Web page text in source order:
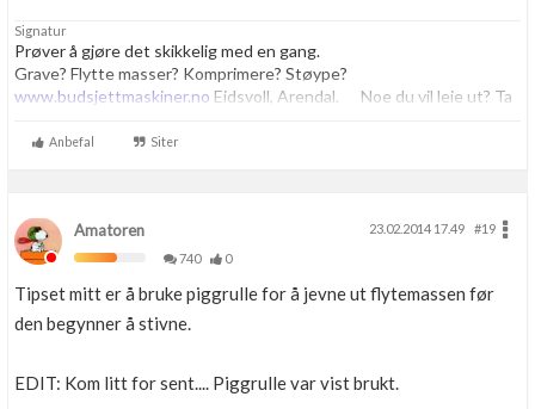
Signatur
Prøver å gjøre det skikkelig med en gang.
Grave? Flytte masser? Komprimere? Støype?
www.budsjettmaskiner.no Eidsvoll, Arendal. Noe du vil leie ut? Ta
Anbefal Siter
Amatoren 23.02.2014 17.49
#19
740
0
Tipset mitt er å bruke piggrulle for å jevne ut flytemassen før
den begynner å stivne.
EDIT: Kom litt for sent.... Piggrulle var vist brukt.